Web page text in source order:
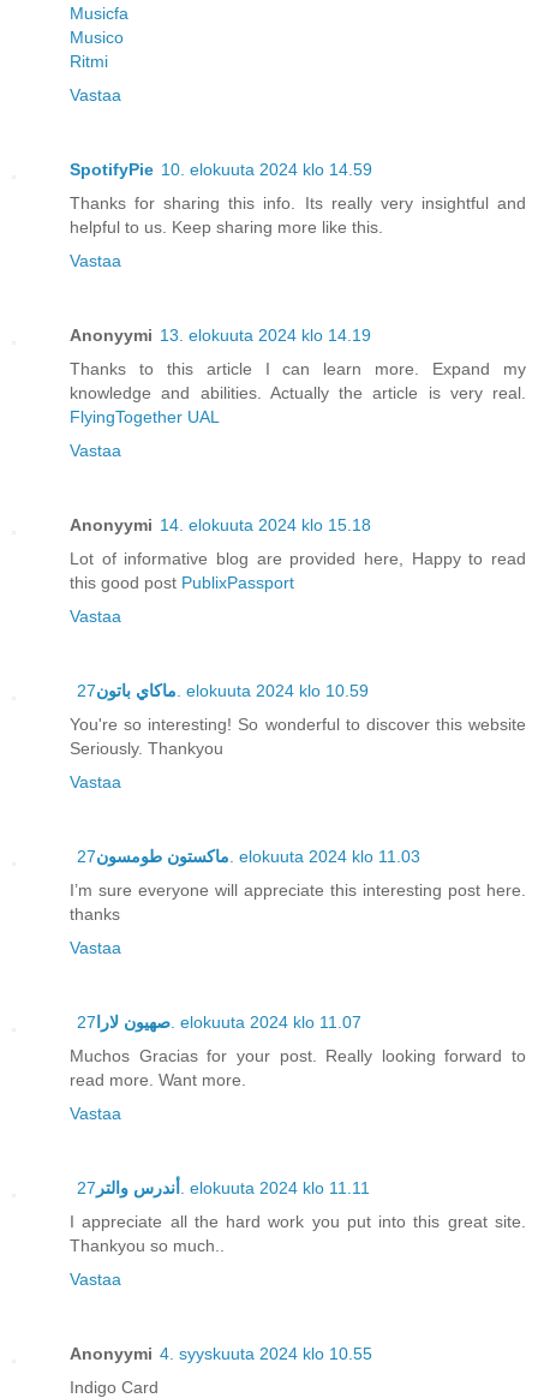
Musicfa
Musico
Ritmi
Vastaa
SpotifyPie 10. elokuuta 2024 klo 14.59
Thanks for sharing this info. Its really very insightful and
helpful to us. Keep sharing more like this.
Vastaa
Anonyymi 13. elokuuta 2024 klo 14.19
Thanks to this article I can learn more. Expand my
knowledge and abilities. Actually the article is very real.
FlyingTogether UAL
Vastaa
Anonyymi 14. elokuuta 2024 klo 15.18
Lot of informative blog are provided here, Happy to read
this good post PublixPassport
Vastaa
ماكاي باتون 27. elokuuta 2024 klo 10.59
You're so interesting! So wonderful to discover this website
Seriously. Thankyou
Vastaa
ماكستون طومسون 27. elokuuta 2024 klo 11.03
I’m sure everyone will appreciate this interesting post here.
thanks
Vastaa
صهيون لارا 27. elokuuta 2024 klo 11.07
Muchos Gracias for your post. Really looking forward to
read more. Want more.
Vastaa
أندرس والتر
27. elokuuta 2024 klo 11.11
I appreciate all the hard work you put into this great site.
Thankyou so much..
Vastaa
Anonyymi 4. syyskuuta 2024 klo 10.55
Indigo Card